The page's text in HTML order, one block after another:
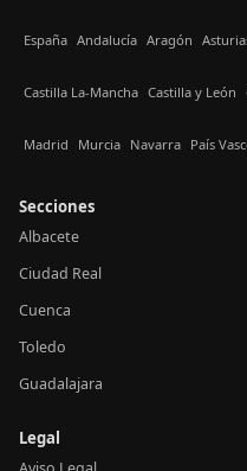
España Andalucía Aragón
Castilla La-Mancha Castilla y León
Madrid Murcia Navarra País
Secciones
Albacete
Ciudad Real
Cuenca
Toledo
Guadalajara
Legal